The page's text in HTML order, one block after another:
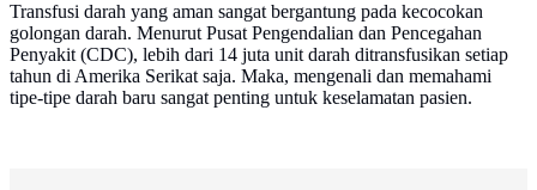
Transfusi darah yang aman sangat bergantung pada kecocokan
golongan darah. Menurut Pusat Pengendalian dan Pencegahan
Penyakit (CDC), lebih dari 14 juta unit darah ditransfusikan setiap
tahun di Amerika Serikat saja. Maka, mengenali dan memahami
tipe-tipe darah baru sangat penting untuk keselamatan pasien.